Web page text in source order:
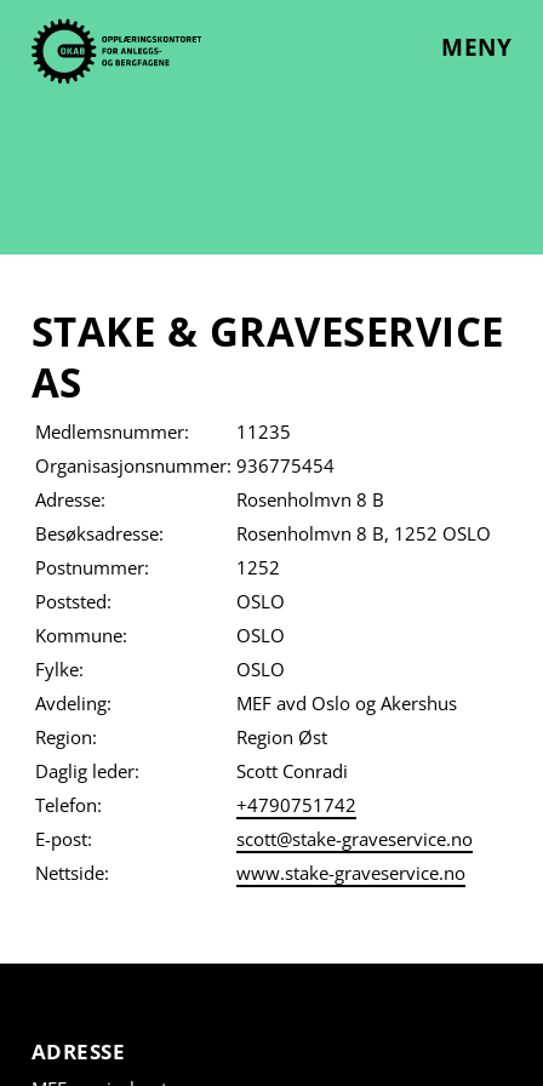
content
MENY
STAKE & GRAVESERVICE
AS
Medlemsnummer:
11235
Organisasjonsnummer: 936775454
Adresse:
Rosenholmvn 8 B
Besøksadresse:
Rosenholmvn 8 B, 1252 OSLO
Postnummer:
1252
Poststed:
OSLO
Kommune:
OSLO
Fylke:
OSLO
Avdeling:
MEF avd Oslo og Akershus
Region:
Region Øst
Daglig leder:
Scott Conradi
Telefon:
+4790751742
E-post:
scott@stake-graveservice.no
Nettside:
www.stake-graveservice.no
ADRESSE